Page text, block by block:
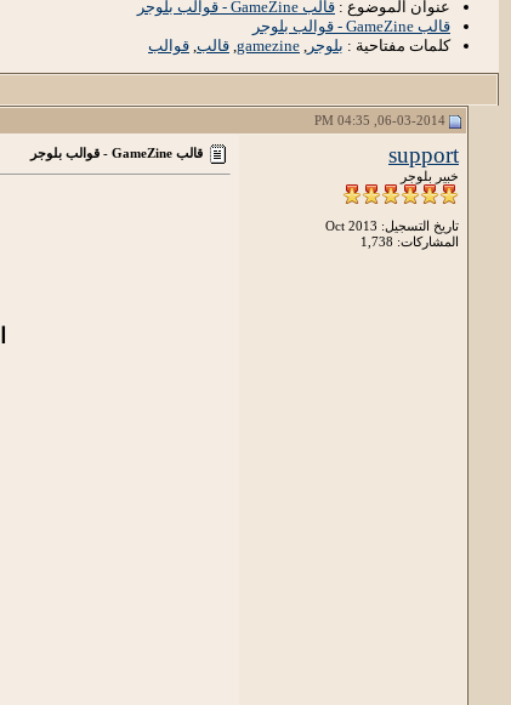
عنوان الموضوع : قالب GameZine - قوالب بلوجر
قالب GameZine - قوالب بلوجر
كلمات مفتاحية : بلوجر ,
gamezine
, قالب, قوالب
support
خبير بلوجر
تاريخ التسجيل: Oct 2013
المشاركات: 1,738
قالب GameZine - قوالب بلوجر